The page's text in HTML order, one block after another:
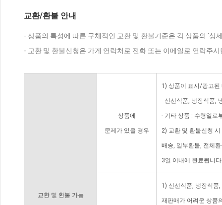
교환/환불 안내
- 상품의 특성에 따른 구체적인 교환 및 환불기준은 각 상품의 '상
- 교환 및 환불신청은 가게 연락처로 전화 또는 이메일로 연락주
교환 및 환불 가능
상품에
문제가 있을 경우
1) 상품이 표시/광고된
- 신선식품, 냉장식품,
- 기타 상품 : 수령일로
2) 교환 및 환불신청
배송, 일부환불, 전체
3일 이내에 완료됩니
1) 신선식품, 냉장식품
재판매가 어려운 상품